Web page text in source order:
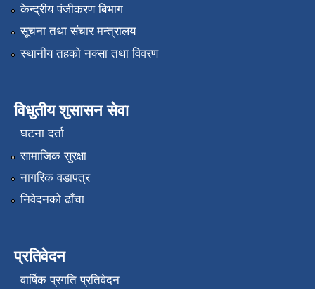
केन्द्रीय पंजीकरण बिभाग
सूचना तथा संचार मन्त्रालय
स्थानीय तहको नक्सा तथा विवरण
विधुतीय शुसासन सेवा
घटना दर्ता
सामाजिक सुरक्षा
नागरिक वडापत्र
निवेदनको ढाँचा
प्रतिवेदन
वार्षिक प्रगति प्रतिवेदन